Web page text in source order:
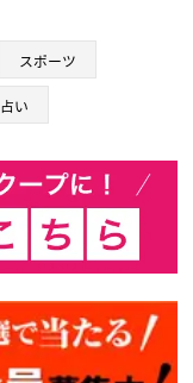
スポーツ
占い